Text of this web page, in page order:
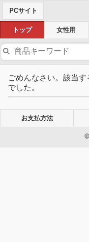
PCサイト
トップ 女性用
ごめんなさい。該当
でした。
お支払方法